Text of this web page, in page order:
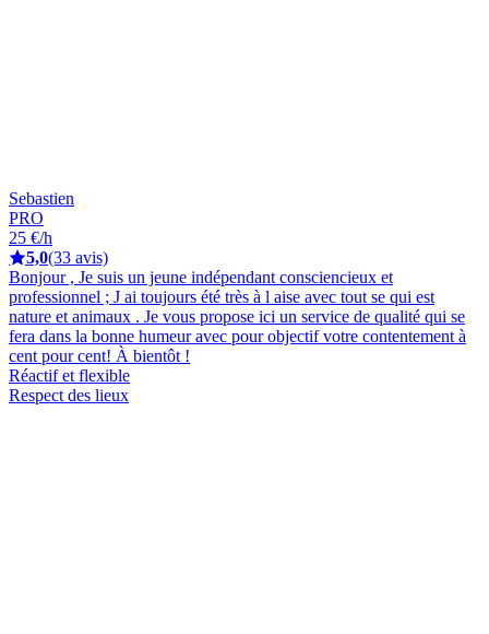
Sebastien
PRO
25 €/h
5,0(33 avis)
Bonjour , Je suis un jeune indépendant consciencieux et
professionnel ; J ai toujours été très à l aise avec tout se qui est
nature et animaux . Je vous propose ici un service de qualité qui se
fera dans la bonne humeur avec pour objectif votre contentement à
cent pour cent! À bientôt !
Réactif et flexible
Respect des lieux